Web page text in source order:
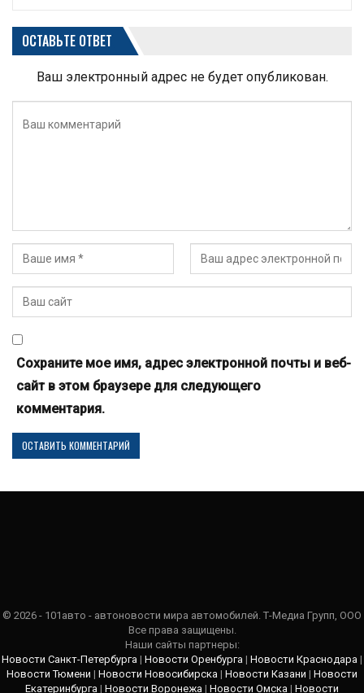
ОСТАВЬТЕ ОТВЕТ
Ваш электронный адрес не будет опубликован.
Сохраните мое имя, адрес электронной почты и веб-
сайт в этом браузере для следующего
комментария.
© 2026 - 101авто - автоновости мира автомобилей. Т-Медиа Групп, ООО
Все права защищены.
Наши сайты партнеры:
Новости Санкт-Петербурга | Новости Оренбурга | Новости Краснодара |
Новости Тюмени | Новости Новосибирска | Новости Казани | Новости
Екатеринбурга | Новости Воронежа | Новости Омска | Новости